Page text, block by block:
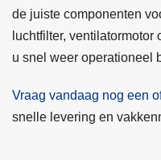
de juiste componenten
luchtfilter,
u snel weer operationeel
Vraag vandaag nog een
snelle levering en